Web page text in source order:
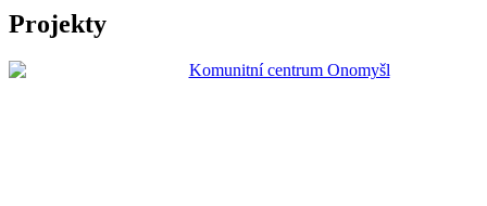
Projekty